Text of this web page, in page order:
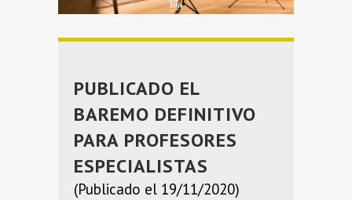
PUBLICADO EL
BAREMO DEFINITIVO
PARA PROFESORES
ESPECIALISTAS
(Publicado el 19/11/2020)